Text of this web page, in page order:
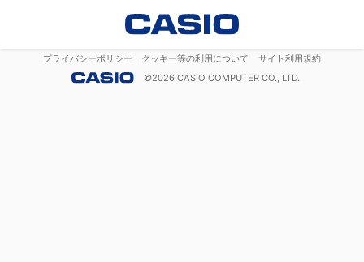
プライバシーポリシー クッキー等の利用について
サイト利用規約
©2026 CASIO COMPUTER CO., LTD.